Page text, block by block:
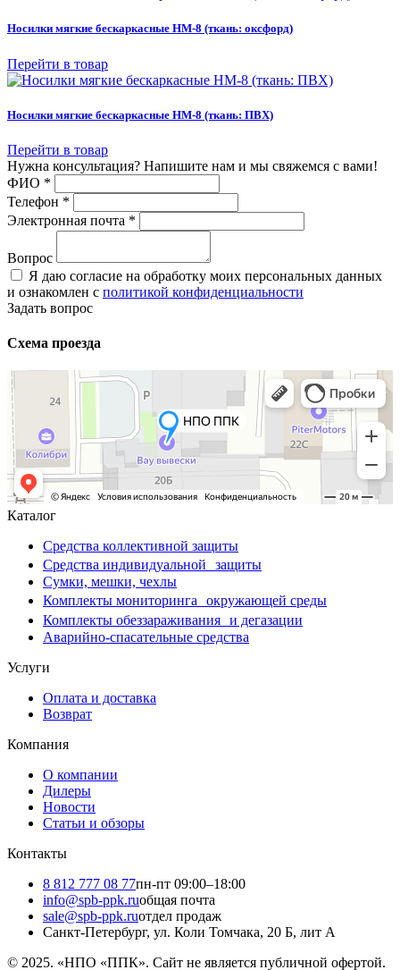
Носилки мягкие бескаркасные НМ-8 (ткань: оксфорд)
Перейти в товар
Носилки мягкие бескаркасные НМ-8 (ткань: ПВХ)
Перейти в товар
Нужна консультация? Напишите нам и мы свяжемся с вами!
ФИО *
Телефон *
Электронная почта *
Вопрос
Я даю согласие на обработку моих персональных данных
и ознакомлен с политикой конфиденциальности
Задать вопрос
Схема проезда
Каталог
Средства коллективной защиты
Средства индивидуальной защиты
Сумки, мешки, чехлы
Комплекты мониторинга окружающей среды
Комплекты обеззараживания и дегазации
Аварийно-спасательные средства
Услуги
Оплата и доставка
Возврат
Компания
О компании
Дилеры
Новости
Статьи и обзоры
Контакты
8 812 777 08 77пн-пт 09:00–18:00
info@spb-ppk.ruобщая почта
sale@spb-ppk.ruотдел продаж
Санкт-Петербург, ул. Коли Томчака, 20 Б, лит А
© 2025. «НПО «ППК». Сайт не является публичной офертой.